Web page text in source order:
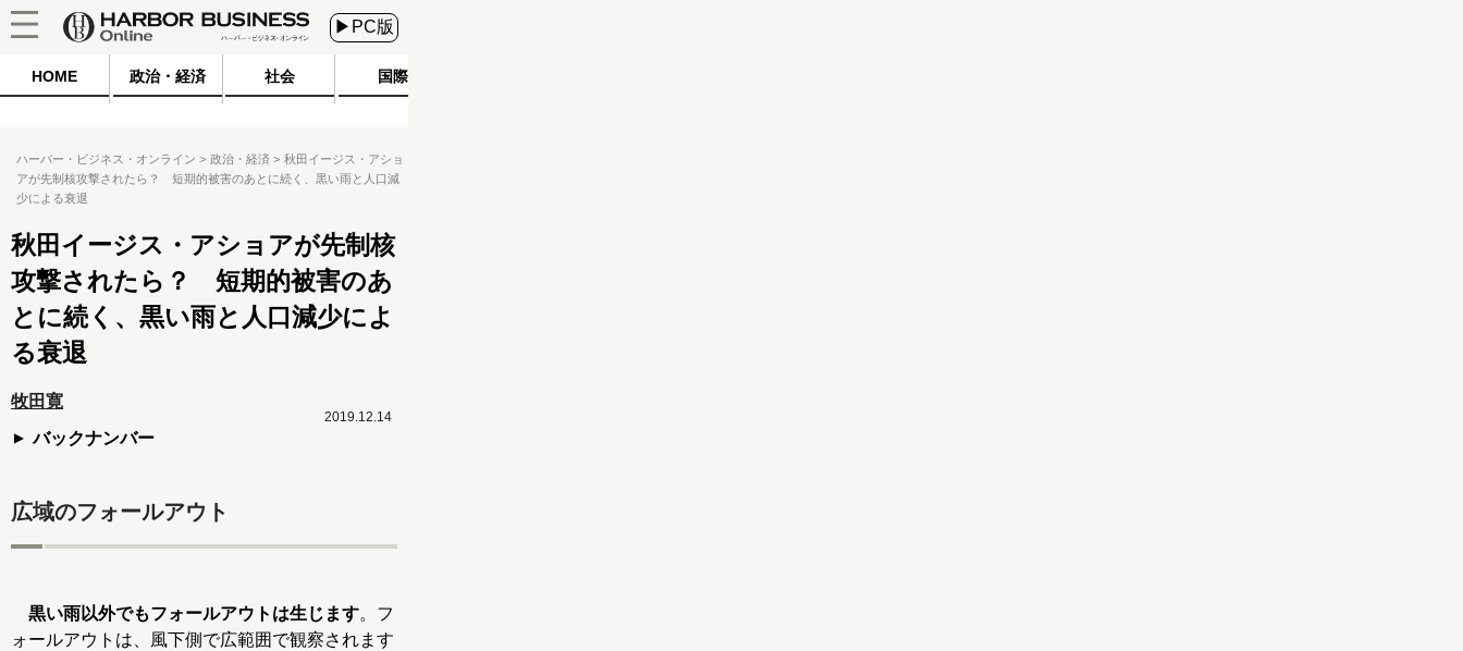
▶PC版
HOME 政治・経済 社会 国際
ハーバー・ビジネス・オンライン 政治・経済
秋田イージス・アショ
アが先制核攻撃されたら？ 短期的被害のあとに続く、黒い雨と人口減
少による衰退
秋田イージス・アショアが先制核
攻撃されたら？ 短期的被害のあ
とに続く、黒い雨と人口減少によ
る衰退
牧田寛
バックナンバー
2019.12.14
広域のフォールアウト
黒い雨以外でもフォールアウトは生じます。フ
ォールアウトは、風下側で広範囲で観察されます